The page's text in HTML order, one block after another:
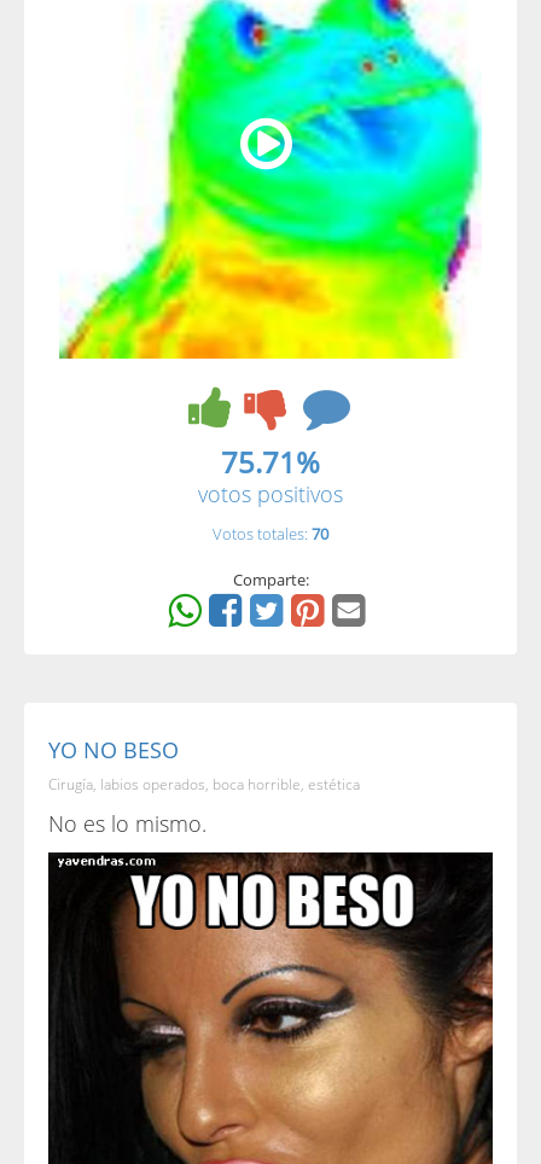
75.71%
votos positivos
Votos totales: 70
Comparte:
YO NO BESO
Cirugía, labios operados, boca horrible, estética
No es lo mismo.